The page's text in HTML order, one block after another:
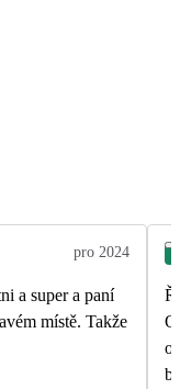
pro 2024
a super a paní
místě. Takže